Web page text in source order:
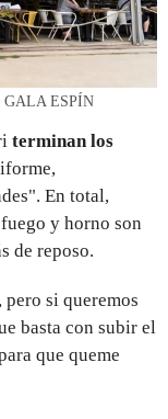
GALA ESPÍN
terminan los
En total,
y horno son
de reposo.
pero si queremos
basta con subir el
que queme